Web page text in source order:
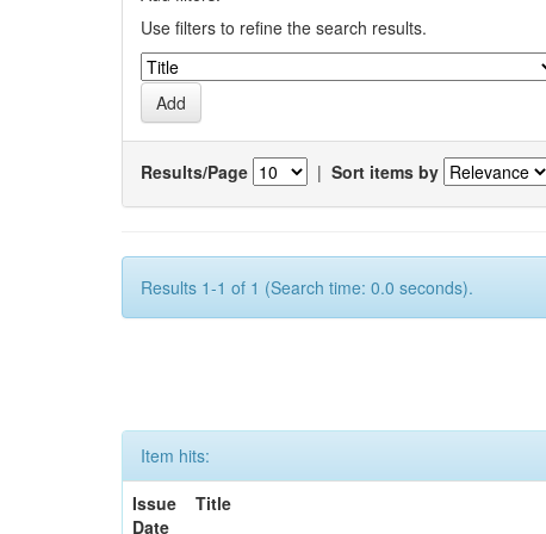
Use filters to refine the search results.
Results/Page | Sort items by
Results 1-1 of 1 (Search time: 0.0 seconds).
Item hits:
Issue
Date
Title